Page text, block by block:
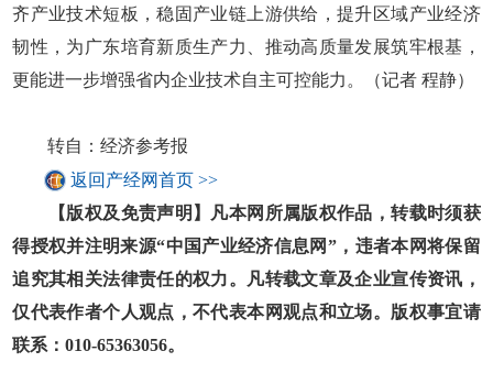
齐产业技术短板，稳固产业链上游供给，提升区域产业经济
韧性，为广东培育新质生产力、推动高质量发展筑牢根基，
更能进一步增强省内企业技术自主可控能力。（记者 程静）
转自：经济参考报
返回产经网首页 >>
【版权及免责声明】凡本网所属版权作品，转载时须获
得授权并注明来源“中国产业经济信息网”，违者本网将保留
追究其相关法律责任的权力。凡转载文章及企业宣传资讯，
仅代表作者个人观点，不代表本网观点和立场。版权事宜请
联系：010-65363056。